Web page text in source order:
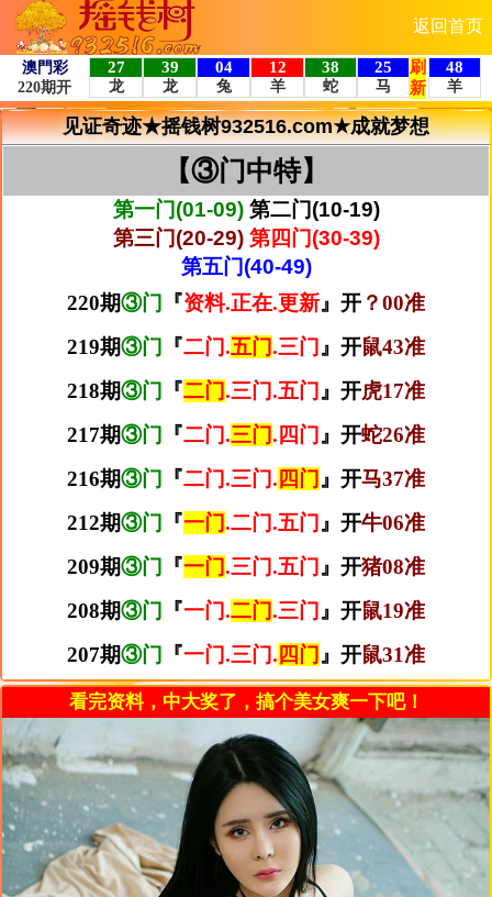
返回首页
见证奇迹★摇钱树932516.com★成就梦想
【③门中特】
第一门(01-09) 第二门(10-19)
第三门(20-29) 第四门(30-39)
第五门(40-49)
220期③门 『资料.正在.更新』开 ？00准
219期③门 『二门.五门.三门 』开鼠43准
218期③门 『二门.三门.五门 』开虎17准
217期③门 『二门.三门.四门 』开蛇26准
216期③门 『二门.三门. 四门 』开马37准
212期③门 『一门.二门.五门 』开牛06准
209期③门 『一门.三门.五门 』开猪08准
208期③门 『一门.二门.三门 』开鼠19准
207期③门 『一门.三门. 四门 』开鼠31准
看完资料，中大奖了，搞个美女爽一下吧！